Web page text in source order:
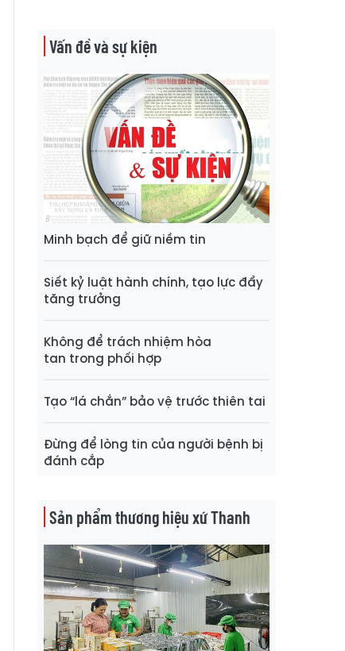
Vấn đề và sự kiện
Minh bạch để giữ niềm tin
Siết kỷ luật hành chính, tạo lực đẩy
tăng trưởng
Không để trách nhiệm hòa
tan trong phối hợp
Tạo “lá chắn” bảo vệ trước thiên tai
Đừng để lòng tin của người bệnh bị
đánh cắp
Sản phẩm thương hiệu xứ Thanh